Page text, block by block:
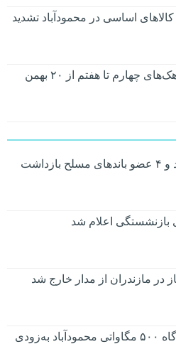
اساسی در محمودآباد تشدید
چهارم تا هفتم از ۲۰ بهمن
۲۱ عامل موساد و ۴ عضو باند‌های مسلح بازداشت
بازنشستگی اعلام شد
فاز نخست نیروگاه ۵۰۰ مگاواتی محمودآباد به‌زودی